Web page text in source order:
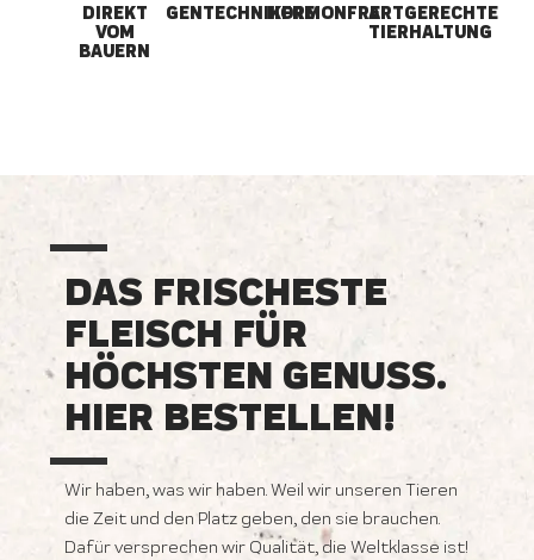
DIREKT
VOM
BAUERN
GENTECHNIKFREIHORMONFREIARTGERECHTE
TIERHALTUNG
DAS FRISCHESTE
FLEISCH FÜR
HÖCHSTEN GENUSS.
HIER BESTELLEN!
Wir haben, was wir haben. Weil wir unseren Tieren
die Zeit und den Platz geben, den sie brauchen.
Dafür versprechen wir Qualität, die Weltklasse ist!